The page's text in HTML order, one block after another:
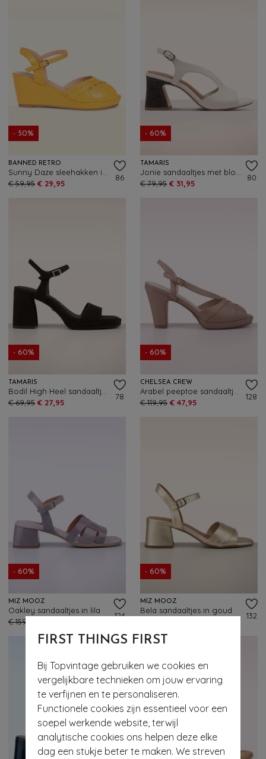
FIRST THINGS FIRST
Bij Topvintage gebruiken we cookies en
vergelijkbare technieken om jouw ervaring
te verfijnen en te personaliseren.
Functionele cookies zijn essentieel voor een
soepel werkende website, terwijl
analytische cookies ons helpen deze elke
dag een stukje beter te maken. We streven
- 50%
BANNED RETRO
€ 59,95 € 29,95
86
- 60%
TAMARIS
€ 79,95 € 31,95
80
- 60%
TAMARIS
€ 69,95 € 27,95
78
- 60%
CHELSEA CREW
€ 119,95 € 47,95
128
- 60%
MIZ MOOZ
Oakley sandaaltjes in lila
€ 159,95
124
- 60%
MIZ MOOZ
Bela sandaaltjes in goud
132